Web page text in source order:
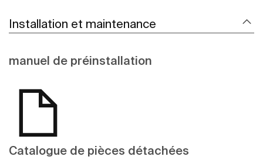
Installation et maintenance
manuel de préinstallation
Catalogue de pièces détachées